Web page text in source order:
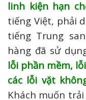
linh kiện hạn
tiếng Việt, phải
tiếng Trung
hàng đã sử
lỗi phần mềm,
các lỗi vặt
Khách muốn